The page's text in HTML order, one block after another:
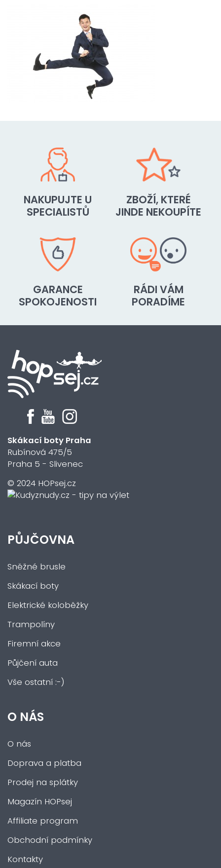
NAKUPUJTE U
SPECIALISTŮ
ZBOŽÍ, KTERÉ
JINDE NEKOUPÍTE
GARANCE
SPOKOJENOSTI
RÁDI VÁM
PORADÍME
Skákací boty Praha
Rubínová 475/5
Praha 5 - Slivenec
© 2024 HOPsej.cz
PŮJČOVNA
Sněžné brusle
Skákací boty
Elektrické koloběžky
Trampolíny
Firemní akce
Půjčení auta
Vše ostatní :-)
O NÁS
O nás
Doprava a platba
Prodej na splátky
Magazín HOPsej
Affiliate program
Obchodní podmínky
Kontakty